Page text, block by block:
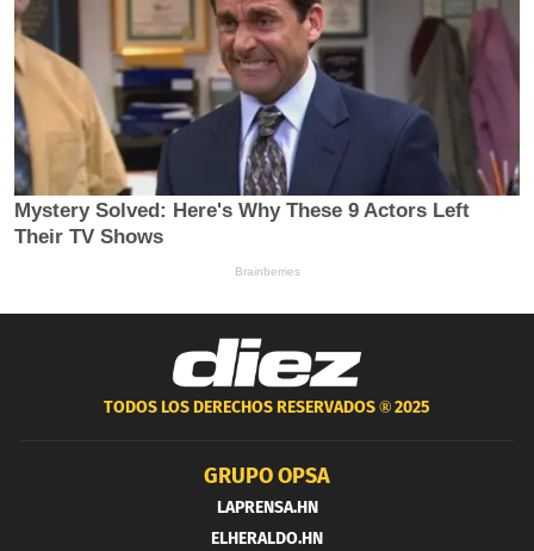
TODOS LOS DERECHOS RESERVADOS ®2025
GRUPO OPSA
LAPRENSA.HN
ELHERALDO.HN